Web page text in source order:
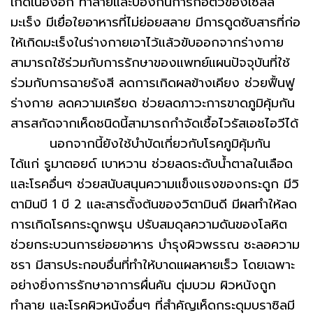
มะเร็ง มีเยื่อใยอาหารที่ไม่ย่อยสลาย มีการดูดซับสารที่ก่อ
ให้เกิดมะเร็งในร่างกายเอาไว้แล้วขับออกจากร่างกาย
สามารถใช้ร่วมกับการรักษาของแพทย์แผนปัจจุบันที่ใช้
ร่วมกับการฉายรังสี ลดการเกิดผลข้างเคียง ช่วยฟื้นฟู
ร่างกาย ลดความเครียด ช่วยลดภาวะการขาดภูมิคุ้มกัน
สารสกัดจากเห็ดชนิดนี้สามารถกำจัดเชื้อไวรัสเอชไอวีได้
นอกจากนี้ยังใช้บำบัดเกี่ยวกับโรคภูมิคุ้มกัน
ได้แก่ รูมาตอยด์ เบาหวาน ช่วยลดระดับน้ำตาลในเลือด
และโรคอื่นๆ ช่วยสนับสนุนความแข็งแรงของกระดูก มีวิ
ตามินบี 1 บี 2 และสารตั้งต้นของวิตามินดี มีผลทำให้ลด
การเกิดโรคกระดูกพรุน ปรับสมดุลความดันของโลหิต
ช่วยกระบวนการย่อยอาหาร บำรุงผิวพรรณ ชะลอความ
ชรา มีสารประกอบอื่นที่ทำให้บาดแผลหายเร็ว โดยเฉพาะ
อย่างยิ่งการรักษาอาการผื่นคัน ตุ่มบวม ผิวหนังถูก
ทำลาย และโรคผิวหนังอื่นๆ ที่สำคัญเห็ดกระดุมบราซิลมี